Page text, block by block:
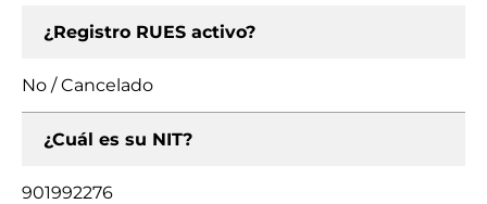
¿Registro RUES activo?
No / Cancelado
¿Cuál es su NIT?
901992276